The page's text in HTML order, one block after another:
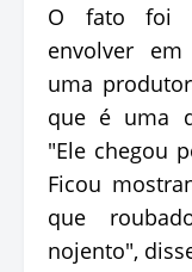
O fato foi
envolver
uma
que é uma
"Ele chegou
Ficou
que
nojento",